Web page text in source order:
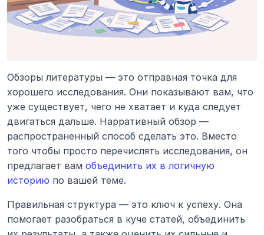
Обзоры литературы — это отправная точка для
хорошего исследования. Они показывают вам, что
уже существует, чего не хватает и куда следует
двигаться дальше. Нарративный обзор —
распространенный способ сделать это. Вместо
того чтобы просто перечислять исследования, он
предлагает вам объединить их в логичную
историю по вашей теме.
Правильная структура — это ключ к успеху. Она
помогает разобраться в куче статей, объединить